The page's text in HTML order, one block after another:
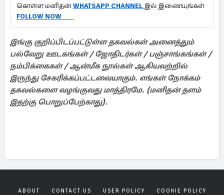
கொள்ள மனிதன்WHATSAPP CHANNEL இல் இணையுங்கள்
FOLLOW NOW
இங்கு குறிப்பிடப்பட்டுள்ள தகவல்கள் அனைத்தும்
பல்வேறு ஊடகங்கள் / ஜோதிடர்கள் / பஞ்சாங்கங்கள் /
நம்பிக்கைகள் / ஆன்மீக நூல்கள் ஆகியவற்றில்
இருந்து சேகரிக்கப்பட்டவையாகும். எங்கள் நோக்கம்
தகவல்களை வழங்குவது மாத்திரமே. (மனிதன் தளம்
இதற்கு பொறுப்பேற்காது).
ABOUT CONTACT US USER POLICY COOKIE POLICY